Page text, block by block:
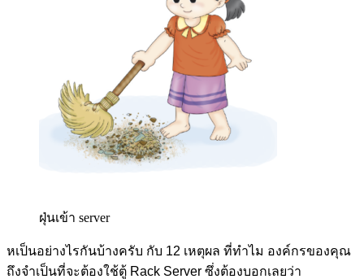
ฝุ่นเข้า server
หเป็นอย่างไรกันบ้างครับ กับ 12 เหตุผล ที่ทำไม องค์กรของคุณ
ถึงจำเป็นที่จะต้องใช้ตู้ Rack Server ซึ่งต้องบอกเลยว่า